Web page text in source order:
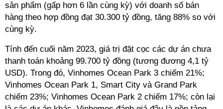
sản phẩm (gấp hơn 6 lần cùng kỳ) với doanh số bán
hàng theo hợp đồng đạt 30.300 tỷ đồng, tăng 88% so với
cùng kỳ.
Tính đến cuối năm 2023, giá trị đặt cọc các dự án chưa
thanh toán khoảng 99.700 tỷ đồng (tương đương 4,1 tỷ
USD). Trong đó, Vinhomes Ocean Park 3 chiếm 21%;
Vinhomes Ocean Park 1, Smart City và Grand Park
chiếm 23%; Vinhomes Ocean Park 2 chiếm 17%; còn lại